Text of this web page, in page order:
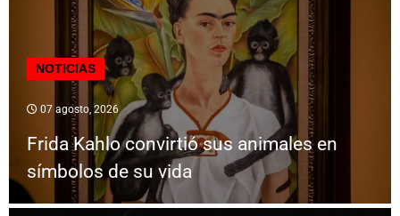
NOTICIAS
07 agosto, 2026
Frida Kahlo convirtió sus animales en
símbolos de su vida